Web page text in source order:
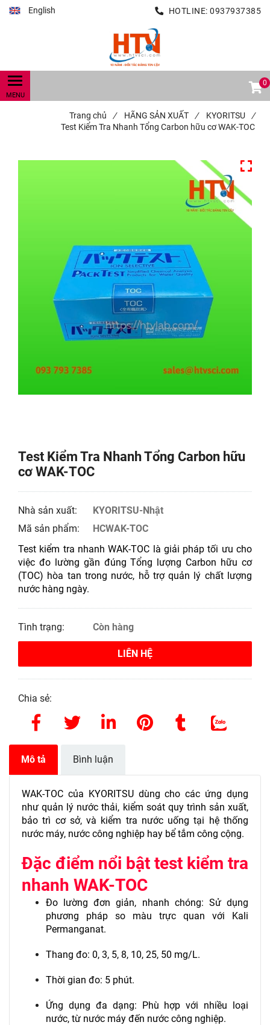
English HOTLINE: 0937937385
0
Trang chủ / HÃNG SẢN XUẤT / KYORITSU
/
Test Kiểm Tra Nhanh Tổng Carbon hữu cơ WAK-TOC
Test Kiểm Tra Nhanh Tổng Carbon hữu
cơ WAK-TOC
Nhà sản xuất:
KYORITSU-Nhật
Mã sản phẩm:
HCWAK-TOC
Test kiểm tra nhanh WAK-TOC là giải pháp tối ưu cho
việc đo lường gần đúng Tổng lượng Carbon hữu cơ
(TOC) hòa tan trong nước, hỗ trợ quản lý chất lượng
nước hàng ngày.
Tình trạng: Còn hàng
LIÊN HỆ
Chia sẻ:
Mô tả Bình luận
WAK-TOC của KYORITSUdùng cho các ứng dụng
như quản lý nước thải, kiểm soát quy trình sản xuất,
bảo trì cơ sở, và kiểm tra nước uống tại hệ thống
nước máy, nước công nghiệp hay bể tắm công cộng.
Đặc điểm nổi bật test kiểm tra
nhanh WAK-TOC
Đo lường đơn giản, nhanh chóng: Sử dụng
phương pháp so màu trực quan với Kali
Permanganat.
Thang đo: 0, 3, 5, 8, 10, 25, 50 mg/L.
Thời gian đo: 5 phút.
Ứng dụng đa dạng: Phù hợp với nhiều loại
nước, từ nước máy đến nước công nghiệp.